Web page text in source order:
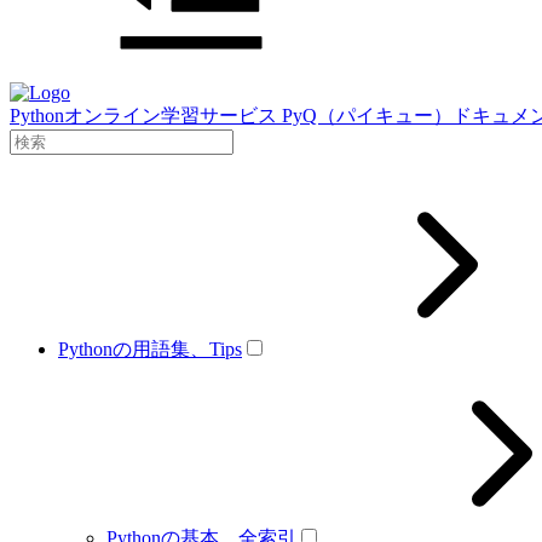
Pythonオンライン学習サービス PyQ（パイキュー）ドキュメ
Pythonの用語集、Tips
Pythonの基本、全索引